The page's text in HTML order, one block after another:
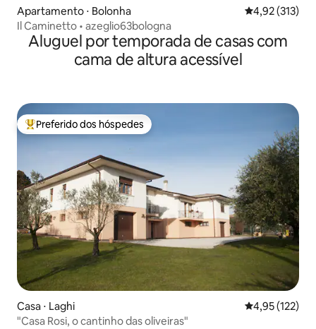
Apartamento ⋅ Bolonha 4,92 de uma
4,92 (313)
Il Caminetto • azeglio63bologna
Aluguel por temporada de casas com
cama de altura acessível
Entre os melhores preferidos dos hóspedes
Preferido dos hóspedes
Casa ⋅ Laghi 4,95 de uma
4,95 (122)
"Casa Rosi, o cantinho das oliveiras"